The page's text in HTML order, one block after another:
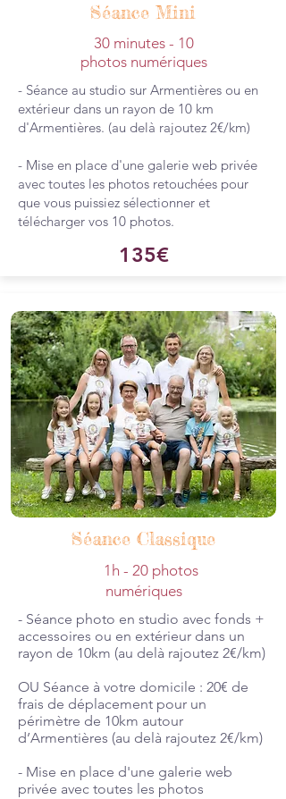
Séance Mini
30 minutes - 10
photos numériques
- Séance au studio sur Armentières ou en
extérieur dans un rayon de 10 km
d'Armentières. (au delà rajoutez 2€/km)
- Mise en place d'une galerie web privée
avec toutes les photos retouchées pour
que vous puissiez sélectionner et
télécharger vos 10 photos.
135€
Séance Classique
1h - 20 photos
numériques
- Séance photo en studio avec fonds +
accessoires ou en extérieur dans un
rayon de 10km (au delà rajoutez 2€/km)
​OU Séance à votre domicile : 20€ de
frais de déplacement pour un
périmètre de 10km autour
d’Armentières (au delà rajoutez 2€/km)
- Mise en place d'une galerie web
privée avec toutes les photos